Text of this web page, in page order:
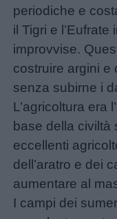
Privacy
policy
periodiche e
il Tigri e
improvvise.
costruire argini e
senza subirne i
L’agricoltura era
base della civiltà
eccellenti
dell’aratro e dei
aumentare al
I campi dei